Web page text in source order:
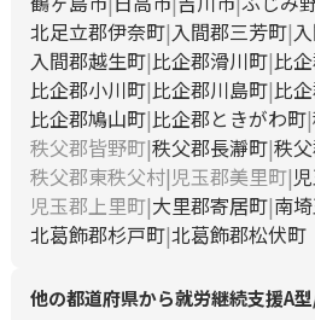
北足立郡伊奈町 入間郡三芳町
入間郡越生町 比企郡滑川町 比
比企郡小川町 比企郡川島町 比
比企郡鳩山町 比企郡ときがわ町
秩父郡皆野町 秩父郡長瀞町 秩
秩父郡東秩父村 児玉郡美里町
児玉郡上里町 大里郡寄居町 南
北葛飾郡杉戸町 北葛飾郡松伏町
他の都道府県から就労継続支援A